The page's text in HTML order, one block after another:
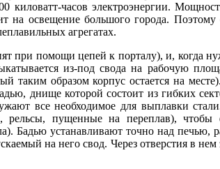
киловатт-часов электроэнергии.
на освещение большого города. Поэтому
агрегатах.
при помощи цепей к порталу), и, когда
из-под свода на рабочую
таким образом корпус остается на
днище которой состоит из гибких
все необходимое для выплавки
пущенные на переплав), чтобы
Бадью устанавливают точно над печью,
на него свод. Через отверстия в